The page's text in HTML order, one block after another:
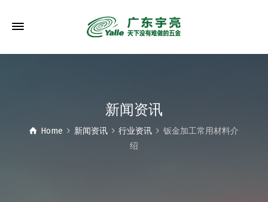
新闻资讯
Home 新闻资讯 行业资讯
钣金加工常用材料介
绍